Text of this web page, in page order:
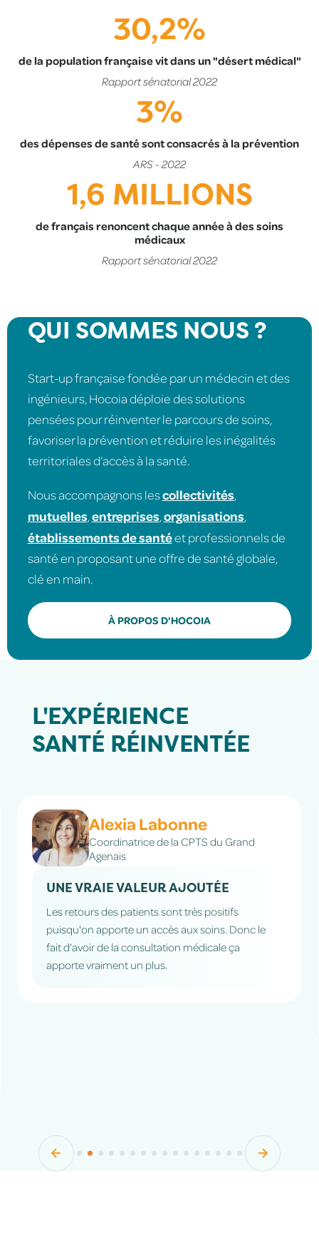
30,2%
de la population française vit dans un "désert médical"
Rapport sénatorial 2022
3%
des dépenses de santé sont consacrés à la prévention
ARS - 2022
1,6 MILLIONS
de français renoncent chaque année à des soins
médicaux
Rapport sénatorial 2022
QUI SOMMES NOUS ?
Start-up française fondée par un médecin et des
ingénieurs, Hocoia déploie des solutions
pensées pour réinventer le parcours de soins,
favoriser la prévention et réduire les inégalités
territoriales d’accès à la santé.
Nous accompagnons lescollectivités,
mutuelles,entreprises,organisations,
établissements de santéet professionnels de
santé en proposant une offre de santé globale,
clé en main.
À PROPOS D'HOCOIA
L'EXPÉRIENCE
SANTÉ RÉINVENTÉE
Alexia Labonne
Coordinatrice de la CPTS du Grand
Agenais
UNE VRAIE VALEUR AJOUTÉE
Les retours des patients sont très positifs
puisqu'on apporte un accès aux soins. Donc le
fait d’avoir de la consultation médicale ça
apporte vraiment un plus.